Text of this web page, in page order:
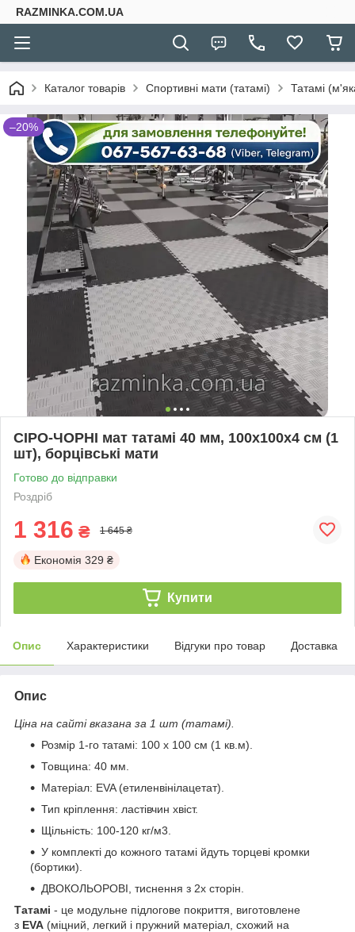
RAZMINKA.COM.UA
Каталог товарів Спортивні мати (татамі) Татамі
–20%
СІРО-ЧОРНІ мат татамі 40 мм, 100х100х4 см (1
шт), борцівські мати
Готово до відправки
Роздріб
1 316 ₴ 1 645 ₴
Економія 329 ₴
Купити
Опис Характеристики Відгуки про товар Доставка
Опис
Ціна на сайті вказана за 1 шт (татамі).
Розмір 1-го татамі: 100 х 100 см (1 кв.м).
Товщина: 40 мм.
Матеріал: EVA (етиленвінілацетат).
Тип кріплення: ластівчин хвіст.
Щільність: 100-120 кг/м3.
У комплекті до кожного татамі йдуть торцеві кромки
(бортики).
ДВОКОЛЬОРОВІ, тиснення з 2х сторін.
Татамі - це модульне підлогове покриття, виготовлене
з EVA (міцний, легкий і пружний матеріал, схожий на